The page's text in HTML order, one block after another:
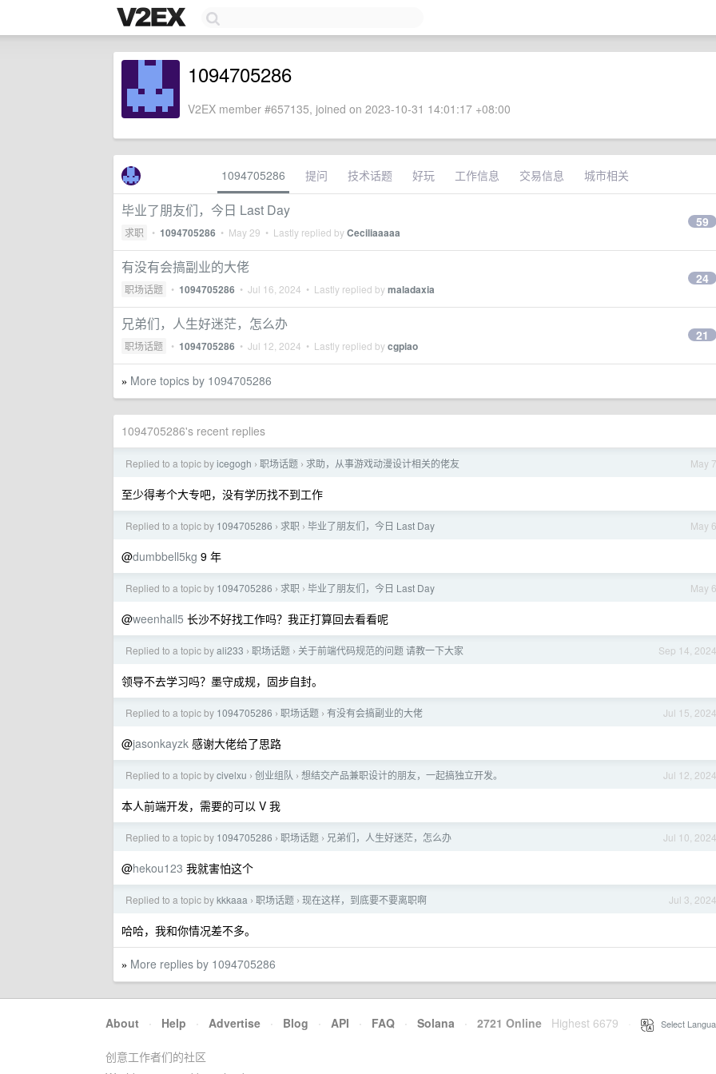
1094705286
V2EX member #657135, joined on 2023-10-31 14:01:17 +08:00
1094705286 提问 技术话题 好玩 工作信息 交易信息 城市相关
毕业了朋友们，今日 Last Day
求职 • 1094705286 • May 29 • Lastly replied byCeciliaaaaa
59
有没有会搞副业的大佬
职场话题 • 1094705286 • Jul 16, 2024 • Lastly replied bymaladaxia
24
兄弟们，人生好迷茫，怎么办
职场话题 • 1094705286 • Jul 12, 2024 • Lastly replied bycgpiao
21
» More topics by 1094705286
1094705286's recent replies
May 7
Replied to a topic byicegogh › 职场话题 › 求助，从事游戏动漫设计相关的佬友
至少得考个大专吧，没有学历找不到工作
May 6
Replied to a topic by 1094705286 › 求职 › 毕业了朋友们，今日 Last Day
@dumbbell5kg 9 年
May 6
Replied to a topic by 1094705286 › 求职 › 毕业了朋友们，今日 Last Day
@weenhall5 长沙不好找工作吗？我正打算回去看看呢
Sep 14, 2024
Replied to a topic byali233 › 职场话题 › 关于前端代码规范的问题 请教一下大家
领导不去学习吗？墨守成规，固步自封。
Jul 15, 2024
Replied to a topic by 1094705286 › 职场话题 › 有没有会搞副业的大佬
@jasonkayzk 感谢大佬给了思路
Jul 12, 2024
Replied to a topic bycivelxu › 创业组队 › 想结交产品兼职设计的朋友，一起搞独立开发。
本人前端开发，需要的可以 V 我
Jul 10, 2024
Replied to a topic by 1094705286 › 职场话题 › 兄弟们，人生好迷茫，怎么办
@hekou123 我就害怕这个
Jul 3, 2024
Replied to a topic bykkkaaa › 职场话题 › 现在这样，到底要不要离职啊
哈哈，我和你情况差不多。
» More replies by 1094705286
About · Help · Advertise · Blog · API · FAQ · Solana · 2721 Online Highest 6679 Select
创意工作者们的社区